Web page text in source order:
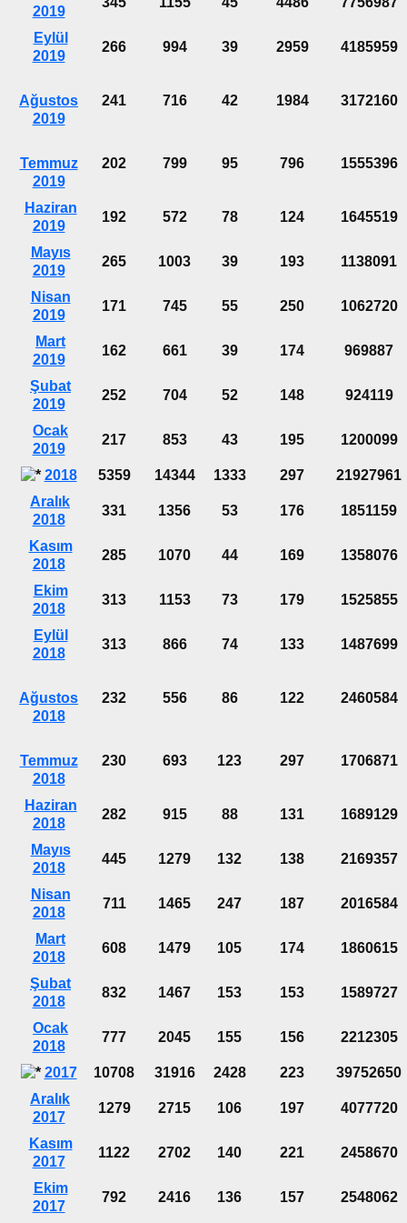
2019
Eylül
2019
266 994 39 2959 4185959
Ağustos
2019
241 716 42 1984 3172160
Temmuz
2019
202 799 95 796 1555396
Haziran
2019
192 572 78 124 1645519
Mayıs
2019
265 1003 39 193 1138091
Nisan
2019
171 745 55 250 1062720
Mart
2019
162 661 39 174 969887
Şubat
2019
252 704 52 148 924119
Ocak
2019
217 853 43 195 1200099
2018 5359 14344 1333 297
21927961
Aralık
2018
331 1356 53 176 1851159
Kasım
2018
285 1070 44 169 1358076
Ekim
2018
313 1153 73 179 1525855
Eylül
2018
313 866 74 133 1487699
Ağustos
2018
232 556 86 122 2460584
Temmuz
2018
230 693 123 297 1706871
Haziran
2018
282 915 88 131 1689129
Mayıs
2018
445 1279 132 138 2169357
Nisan
2018
711 1465 247 187 2016584
Mart
2018
608 1479 105 174 1860615
Şubat
2018
832 1467 153 153 1589727
Ocak
2018
777 2045 155 156 2212305
2017 10708 31916 2428 223
39752650
Aralık
2017
1279 2715 106 197 4077720
Kasım
2017
1122 2702 140 221 2458670
Ekim
2017
792 2416 136 157 2548062